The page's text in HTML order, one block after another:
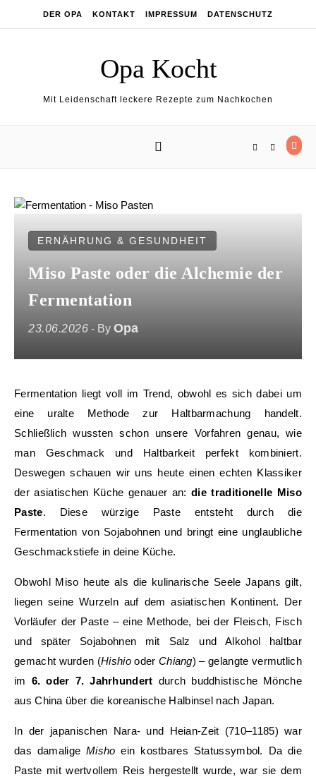
DER OPA KONTAKT IMPRESSUM DATENSCHUTZ
Opa Kocht
Mit Leidenschaft leckere Rezepte zum Nachkochen
ERNÄHRUNG & GESUNDHEIT
Miso Paste oder die Alchemie der
Fermentation
23.06.2026 - By Opa
Fermentation liegt voll im Trend, obwohl es sich dabei um
eine uralte Methode zur Haltbarmachung handelt.
Schließlich wussten schon unsere Vorfahren genau, wie
man Geschmack und Haltbarkeit perfekt kombiniert.
Deswegen schauen wir uns heute einen echten Klassiker
der asiatischen Küche genauer an:die traditionelle Miso
Paste. Diese würzige Paste entsteht durch die
Fermentation von Sojabohnen und bringt eine unglaubliche
Geschmackstiefe in deine Küche.
Obwohl Miso heute als die kulinarische Seele Japans gilt,
liegen seine Wurzeln auf dem asiatischen Kontinent. Der
Vorläufer der Paste – eine Methode, bei der Fleisch, Fisch
und später Sojabohnen mit Salz und Alkohol haltbar
gemacht wurden (Hishiooder Chiang) – gelangte vermutlich
im 6. oder 7. Jahrhundert durch buddhistische Mönche
aus China über die koreanische Halbinsel nach Japan.
In der japanischen Nara- und Heian-Zeit (710–1185) war
das damaligeMisho ein kostbares Statussymbol. Da die
Paste mit wertvollem Reis hergestellt wurde, war sie dem